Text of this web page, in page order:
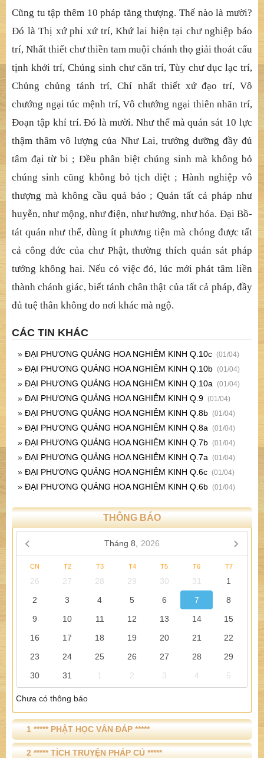
Cũng tu tập thêm 10 pháp tăng thượng. Thế nào là mười?
Đó là Thị xứ phi xứ trí, Khứ lai hiện tại chư nghiệp báo
trí, Nhất thiết chư thiền tam muội chánh thọ giải thoát cấu
tịnh khởi trí, Chúng sinh chư căn trí, Tùy chư dục lạc trí,
Chủng chủng tánh trí, Chí nhất thiết xứ đạo trí, Vô
chướng ngại túc mệnh trí, Vô chướng ngại thiên nhãn trí,
Đoạn tập khí trí. Đó là mười. Như thế mà quán sát 10 lực
thậm thâm vô lượng của Như Lai, trưởng dưỡng đầy đủ
tâm đại từ bi ; Đều phân biệt chúng sinh mà không bỏ
chúng sinh cũng không bỏ tịch diệt ; Hành nghiệp vô
thượng mà không cầu quả báo ; Quán tất cả pháp như
huyễn, như mộng, như điện, như hưởng, như hóa. Đại Bồ-
tát quán như thế, dùng ít phương tiện mà chóng được tất
cả công đức của chư Phật, thường thích quán sát pháp
tướng không hai. Nếu có việc đó, lúc mới phát tâm liền
thành chánh giác, biết tánh chân thật của tất cả pháp, đầy
đủ tuệ thân không do nơi khác mà ngộ.
CÁC TIN KHÁC
» ĐẠI PHƯƠNG QUẢNG HOA NGHIÊM KINH Q.10c (01/04)
» ĐẠI PHƯƠNG QUẢNG HOA NGHIÊM KINH Q.10b (01/04)
» ĐẠI PHƯƠNG QUẢNG HOA NGHIÊM KINH Q.10a (01/04)
» ĐẠI PHƯƠNG QUẢNG HOA NGHIÊM KINH Q.9 (01/04)
» ĐẠI PHƯƠNG QUẢNG HOA NGHIÊM KINH Q.8b (01/04)
» ĐẠI PHƯƠNG QUẢNG HOA NGHIÊM KINH Q.8a (01/04)
» ĐẠI PHƯƠNG QUẢNG HOA NGHIÊM KINH Q.7b (01/04)
» ĐẠI PHƯƠNG QUẢNG HOA NGHIÊM KINH Q.7a (01/04)
» ĐẠI PHƯƠNG QUẢNG HOA NGHIÊM KINH Q.6c (01/04)
» ĐẠI PHƯƠNG QUẢNG HOA NGHIÊM KINH Q.6b (01/04)
THÔNG BÁO
Tháng 8, 2026
CN T2 T3 T4 T5 T6 T7
26 27 28 29 30 31
1
2
3 4 5 6 7
8
9
10 11 12 13 14
15
16
17 18 19 20 21
22
23
24 25 26 27 28
29
30
31 1 2 3 4 5
Chưa có thông báo
1 ***** PHẬT HỌC VẤN ĐÁP *****
2 ***** TÍCH TRUYỆN PHÁP CÚ *****